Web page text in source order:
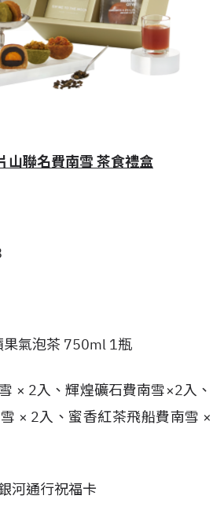
山聯名費南雪 茶食禮盒
氣泡茶 750ml 1瓶
× 2入、輝煌礦石費南雪×2入、
× 2入、蜜香紅茶飛船費南雪 ×
河通行祝福卡